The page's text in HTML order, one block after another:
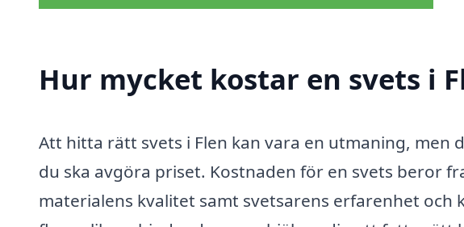
Hur mycket kostar en svets i
Att hitta rätt svets i Flen kan vara en utmaning,
du ska avgöra priset. Kostnaden för en svets beror
materialens kvalitet samt svetsarens erfarenhet och